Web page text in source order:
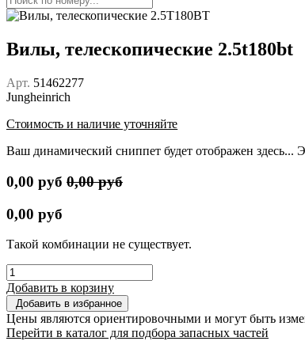
Вилы, телескопические 2.5t180bt
Арт. 51462277
Jungheinrich
Стоимость и наличие уточняйте
Ваш динамический сниппет будет отображен здесь...
0,00 руб 0,00руб
0,00 руб
Такой комбинации не существует.
Добавить в корзину
Добавить в избранное
Цены являются ориентировочными и могут быть
Перейти в каталог для подбора запасных частей